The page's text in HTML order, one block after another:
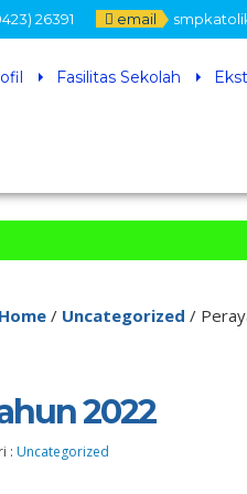
26391 email
Fasilitas Sekolah
Home / Uncategorized /
2022
: Uncategorized